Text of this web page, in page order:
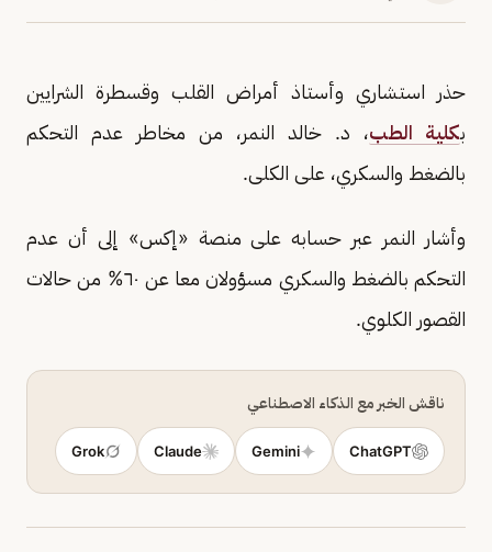
حذر استشاري وأستاذ أمراض القلب وقسطرة الشرايين
بكلية الطب، د. خالد النمر، من مخاطر عدم التحكم
بالضغط والسكري، على الكلى.
وأشار النمر عبر حسابه على منصة «إكس» إلى أن عدم
التحكم بالضغط والسكري مسؤولان معا عن ٦٠% من حالات
القصور الكلوي.
ناقش الخبر مع الذكاء الاصطناعي
ChatGPT
Gemini
Claude
Grok